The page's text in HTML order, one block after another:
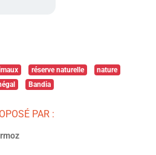
réserve naturelle
nature
Bandia
PAR :